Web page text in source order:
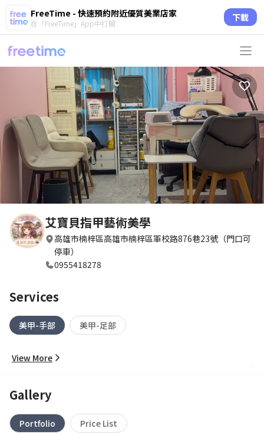
FreeTime - 快速預約附近優質美業店家
在「FreeTime」App中打開 下載
艾寶貝指甲藝術美學
高雄市楠梓區高雄市楠梓區軍校路876巷23號（門口可
停車）
0955418278
Services
美甲-手部 美甲-足部
View More
Gallery
Portfolio Price List